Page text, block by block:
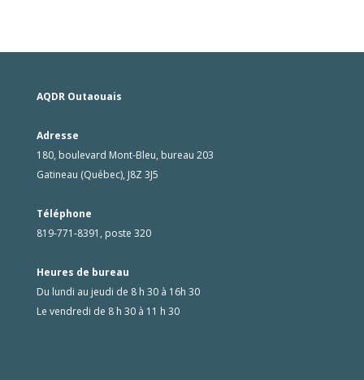
AQDR Outaouais
Adresse
180, boulevard Mont-Bleu, bureau 203
Gatineau (Québec), J8Z 3J5
Téléphone
819-771-8391, poste 320
Heures de bureau
Du lundi au jeudi de 8 h 30 à 16h 30
Le vendredi de 8 h 30 à 11 h 30